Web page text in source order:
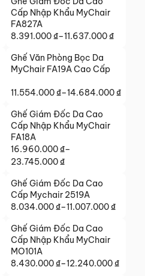
13.120.000 ₫
Cấp Nhập Khẩu MyChair
FA827A
8.391.000₫–11.637.000₫
Khoảng
giá:
từ
đến
Ghế Văn Phòng Bọc Da
MyChair FA19A Cao Cấp
11.554.000₫–14.684.000₫
Khoảng
giá:
từ
11.554.000 ₫
đến
14.684.000 ₫
Ghế Giám Đốc Da Cao
Cấp Nhập Khẩu MyChair
FA18A
16.960.000₫–
23.745.000₫
Khoảng
từ
16.960.000 ₫
đến
23.745.000 ₫
Ghế Giám Đốc Da Cao
Cấp Mychair 2519A
8.034.000₫–11.007.000₫
Khoảng
giá:
từ
8.034.000 ₫
đến
Ghế Giám Đốc Da Cao
Cấp Nhập Khẩu MyChair
MO101A
8.430.000₫–12.240.000₫
Khoảng